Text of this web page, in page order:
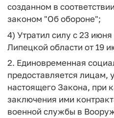
созданном в
законом "Об обороне";
4) Утратил силу с 23
Липецкой области от 19
2. Единовременная
предоставляется лицам,
настоящего Закона, при
заключения ими
военной службы в